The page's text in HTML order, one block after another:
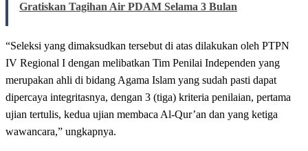
Gratiskan Tagihan Air PDAM Selama 3 Bulan
“Seleksi yang dimaksudkan tersebut di atas dilakukan oleh PTPN
IV Regional I dengan melibatkan Tim Penilai Independen yang
merupakan ahli di bidang Agama Islam yang sudah pasti dapat
dipercaya integritasnya, dengan 3 (tiga) kriteria penilaian, pertama
ujian tertulis, kedua ujian membaca Al-Qur’an dan yang ketiga
wawancara,” ungkapnya.